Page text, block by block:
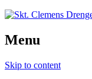
Menu
Skip to content